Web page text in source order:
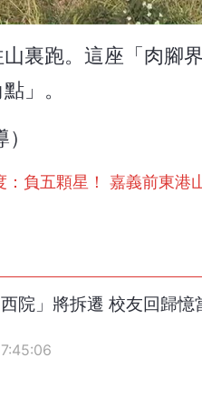
裏跑。這座「肉腳
」。
：負五顆星！ 嘉義前東
院」將拆遷 校友回歸憶